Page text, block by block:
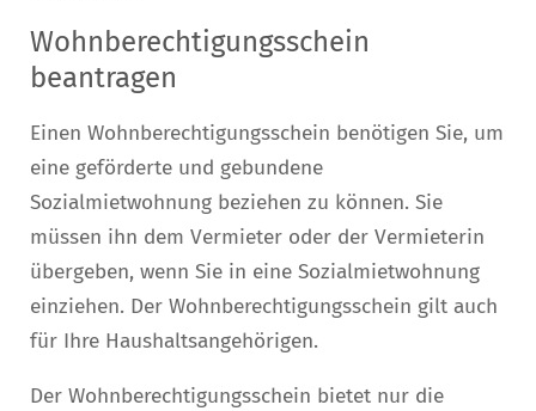
Wohnberechtigungsschein
beantragen
Einen Wohnberechtigungsschein benötigen Sie, um
eine geförderte und gebundene
Sozialmietwohnung beziehen zu können. Sie
müssen ihn dem Vermieter oder der Vermieterin
übergeben, wenn Sie in eine Sozialmietwohnung
einziehen. Der Wohnberechtigungsschein gilt auch
für Ihre Haushaltsangehörigen.
Der Wohnberechtigungsschein bietet nur die